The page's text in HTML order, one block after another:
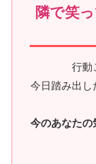
隣で笑
行動
今日踏み出し
今のあなたの